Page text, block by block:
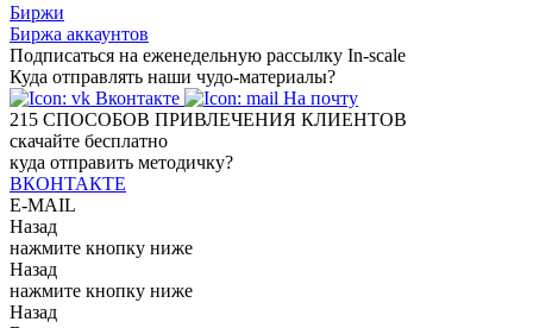
Биржи
Биржа аккаунтов
Подписаться на еженедельную рассылку In-scale
Куда отправлять наши чудо-материалы?
Вконтакте
На почту
215 СПОСОБОВ ПРИВЛЕЧЕНИЯ КЛИЕНТОВ
скачайте бесплатно
куда отправить методичку?
ВКОНТАКТЕ
E-MAIL
Назад
нажмите кнопку ниже
Назад
нажмите кнопку ниже
Назад